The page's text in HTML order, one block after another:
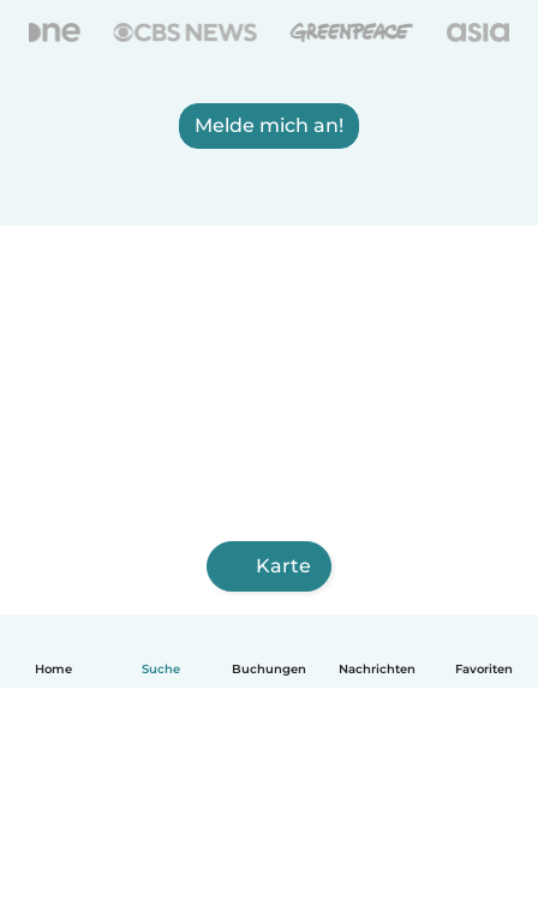
Home Suche Buchungen Nachrichten Favoriten
Melde mich an!
Karte